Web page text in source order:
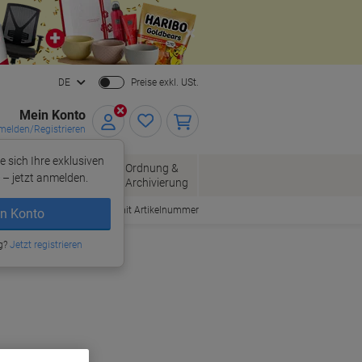
Close
DE Preise exkl. USt.
Mein Konto
Registrieren
sich Ihre exklusiven
jetzt anmelden.
Konto
Jetzt registrieren
Bürobedarf
Ordnung &
Archivierung
Bestellen mit Artikelnummer
Kompatible Marken